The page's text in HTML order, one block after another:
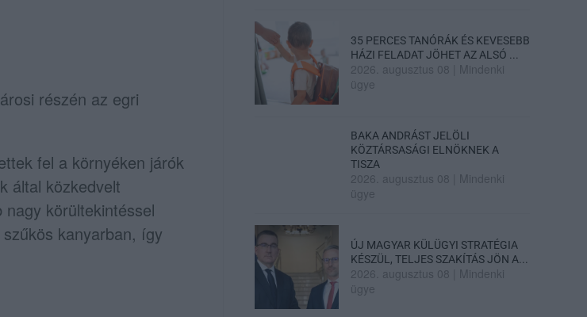
részén az egri
fel a környéken járók
által közkedvelt
körültekintéssel
kanyarban, így
35 PERCES TANÓRÁK ÉS KEVESEBB
HÁZI FELADAT JÖHET AZ ALSÓ ...
2026. augusztus 08
Mindenki
ügye
BAKA ANDRÁST JELÖLI
KÖZTÁRSASÁGI ELNÖKNEK A
TISZA
2026. augusztus 08
Mindenki
ügye
ÚJ MAGYAR KÜLÜGYI STRATÉGIA
KÉSZÜL, TELJES SZAKÍTÁS JÖN A...
2026. augusztus 08
Mindenki
ügye